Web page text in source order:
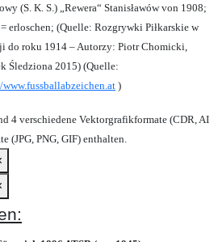
(S. K. S.) „Rewera“ Stanisławów von 1908;
erloschen; (Quelle: Rozgrywki Piłkarskie w
do roku 1914 – Autorzy: Piotr Chomicki,
Śledziona 2015) (Quelle:
)
4 verschiedene Vektorgrafikformate (CDR, AI
(JPG, PNG, GIF) enthalten.